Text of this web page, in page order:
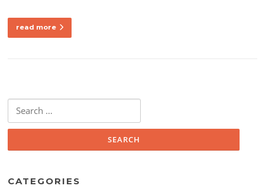
read more
for:
CATEGORIES